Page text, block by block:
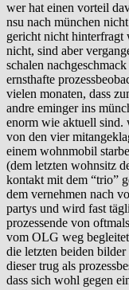
wer hat einen vorteil
nsu nach münchen
gericht nicht
nicht, sind aber
schalen
ernsthafte
vielen monaten, dass
andre eminger ins
enorm wie aktuell sind.
von den vier
einem wohnmobil
(dem letzten wohnsitz
kontakt mit dem “trio”
dem vernehmen nach
partys und wird fast
prozessende von
vom OLG weg
die letzten beiden
dieser trug als
dass sich wohl gegen